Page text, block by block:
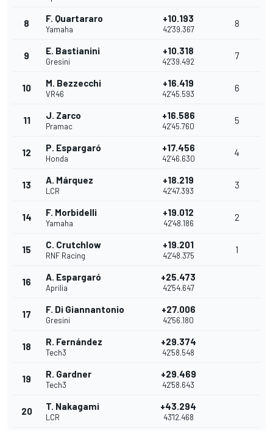
8 F. Quartararo
Yamaha
+10.193
42'39.367
8
9 E. Bastianini
Gresini
+10.318
42'39.492
7
10 M. Bezzecchi
VR46
+16.419
42'45.593
6
11 J. Zarco
Pramac
+16.586
42'45.760
5
12 P. Espargaró
Honda
+17.456
42'46.630
4
13 A. Márquez
LCR
+18.219
42'47.393
3
14 F. Morbidelli
Yamaha
+19.012
42'48.186
2
15 C. Crutchlow
RNF Racing
+19.201
42'48.375
1
16 A. Espargaró
Aprilia
+25.473
42'54.647
17 F. Di Giannantonio
Gresini
+27.006
42'56.180
18 R. Fernández
Tech3
+29.374
42'58.548
19 R. Gardner
Tech3
+29.469
42'58.643
20 T. Nakagami
LCR
+43.294
43'12.468